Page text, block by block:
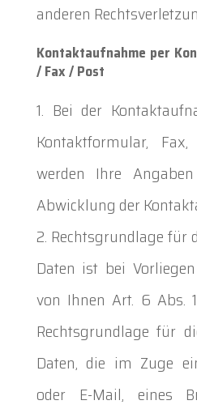
anderen
Kontaktaufnahme per
/ Fax / Post
Bei der
Kontaktformular,
werden Ihre
Abwicklung der
Rechtsgrundlage für
Daten ist bei
von Ihnen Art. 6 Abs.
Rechtsgrundlage für
Daten, die im Zuge
oder E-Mail, eines